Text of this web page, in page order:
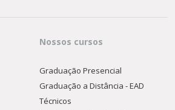
Nossos cursos
Graduação Presencial
Graduação a Distância - EAD
Técnicos